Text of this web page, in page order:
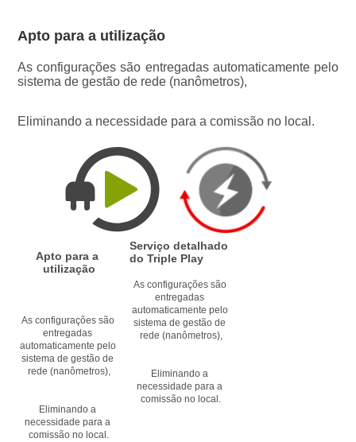
Apto para a utilização
As configurações são entregadas automaticamente pelo
sistema de gestão de rede (nanômetros),
Eliminando a necessidade para a comissão no local.
Apto para a
utilização
As configurações são
entregadas
automaticamente pelo
sistema de gestão de
rede (nanômetros),
Eliminando a
necessidade para a
comissão no local.
Serviço detalhado
do Triple Play
As configurações são
entregadas
automaticamente pelo
sistema de gestão de
rede (nanômetros),
Eliminando a
necessidade para a
comissão no local.